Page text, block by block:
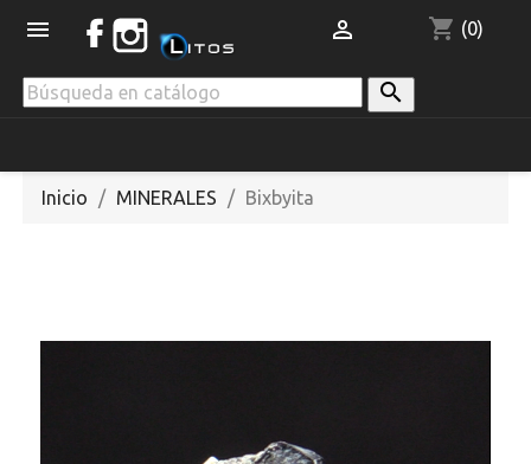
 shopping_cart (0)


Inicio MINERALES Bixbyita